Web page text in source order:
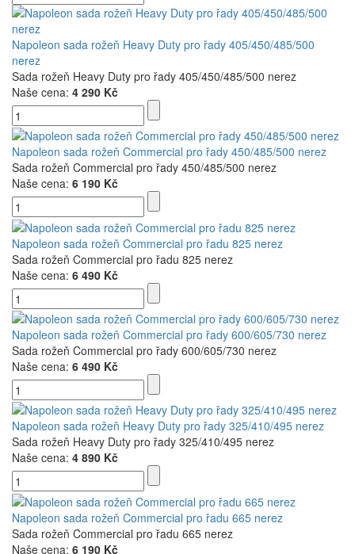
Napoleon sada rožeň Heavy Duty pro řady 405/450/485/500
nerez
Sada rožeň Heavy Duty pro řady 405/450/485/500 nerez
Naše cena: 4 290 Kč
Napoleon sada rožeň Commercial pro řady 450/485/500 nerez
Sada rožeň Commercial pro řady 450/485/500 nerez
Naše cena: 6 190 Kč
Napoleon sada rožeň Commercial pro řadu 825 nerez
Sada rožeň Commercial pro řadu 825 nerez
Naše cena: 6 490 Kč
Napoleon sada rožeň Commercial pro řady 600/605/730 nerez
Sada rožeň Commercial pro řady 600/605/730 nerez
Naše cena: 6 490 Kč
Napoleon sada rožeň Heavy Duty pro řady 325/410/495 nerez
Sada rožeň Heavy Duty pro řady 325/410/495 nerez
Naše cena: 4 890 Kč
Napoleon sada rožeň Commercial pro řadu 665 nerez
Sada rožeň Commercial pro řadu 665 nerez
Naše cena: 6 190 Kč